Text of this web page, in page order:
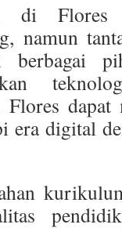
di
namun
berbagai
dapat
era digital